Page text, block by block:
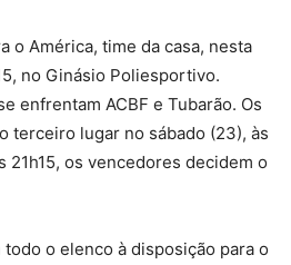
o América, time da casa, nesta
no Ginásio Poliesportivo.
enfrentam ACBF e Tubarão. Os
terceiro lugar no sábado (23), às
21h15, os vencedores decidem o
o elenco à disposição para o